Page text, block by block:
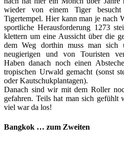
wieder von einem Tiger
Tigertempel. Hier kann man je nach
sportliche Herausforderung 1273
klettern um eine Aussicht über die
dem Weg dorthin muss man
neugierigen und von Touristen
Haben danach noch einen
tropischen Urwald gemacht (sonst
oder Kautschukplantagen).
Danach sind wir mit dem Roller
gefahren. Teils hat man sich
viel war da los!
Bangkok … zum Zweiten